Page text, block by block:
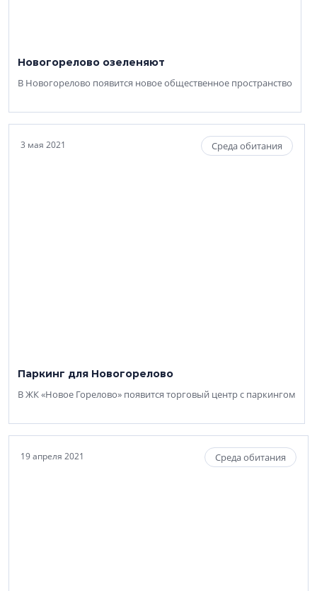
Новогорелово озеленяют
В Новогорелово появится новое общественное пространство
3 мая 2021 Среда обитания
Паркинг для Новогорелово
В ЖК «Новое Горелово» появится торговый центр с паркингом
19 апреля 2021 Среда обитания